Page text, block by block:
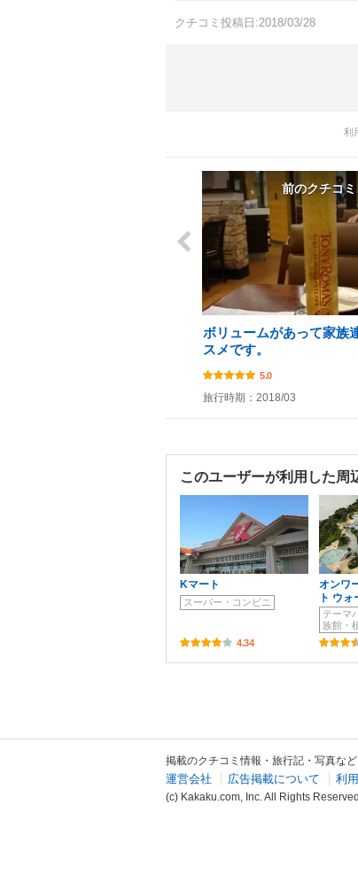
クチコミ投稿日:2018/03/28
利
前のクチコミ
ボリュームがあって家族
スメです。
5.0
旅行時期：2018/03
このユーザーが利用した周
Kマート
スーパー・コンビニ
4.34
オンワ
ト ウ
テーマ
族館・
掲載のクチコミ情報・旅行記・写真な
運営会社 広告掲載について 利
(c) Kakaku.com, Inc. All Rights Reserved.